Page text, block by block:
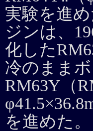
実験を進
ジンは、
化した
冷のまま
RM63Y（
を進めた。